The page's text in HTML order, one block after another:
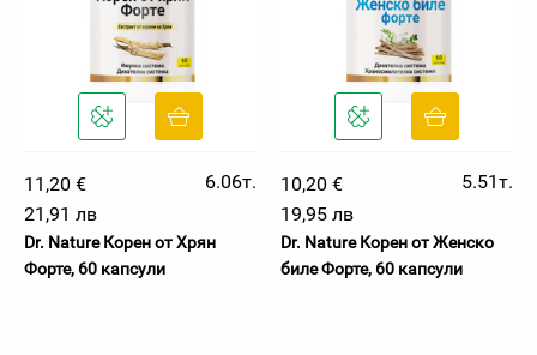
11,20 €
6.06т.
21,91 лв
Dr. Nature Корен от Хрян
Форте, 60 капсули
10,20 €
5.51т.
19,95 лв
Dr. Nature Корен от Женско
биле Форте, 60 капсули